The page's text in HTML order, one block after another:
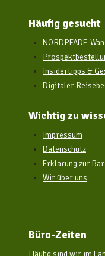
Häufig gesucht
NORDPFADE-
Insidertipps &
Digitaler
Wichtig zu
Impressum
Datenschutz
Erklärung zur
Wir über uns
Büro-Zeiten